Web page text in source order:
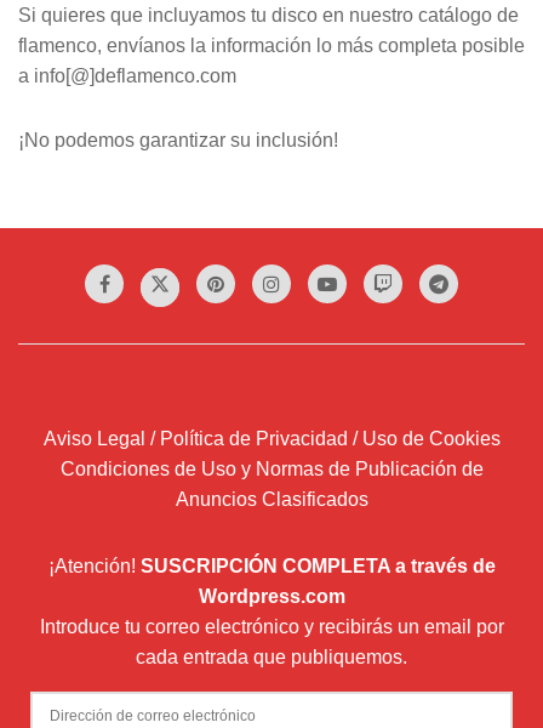
Si quieres que incluyamos tu disco en nuestro catálogo de
flamenco, envíanos la información lo más completa posible
a info[@]deflamenco.com
¡No podemos garantizar su inclusión!
Aviso Legal / Política de Privacidad / Uso de Cookies
Condiciones de Uso y Normas de Publicación de
Anuncios Clasificados
¡Atención! SUSCRIPCIÓN COMPLETA a través de
Wordpress.com
Introduce tu correo electrónico y recibirás un email por
cada entrada que publiquemos.
Dirección